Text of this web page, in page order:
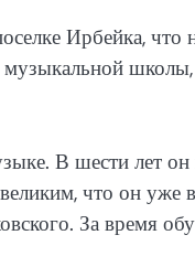
Ирбейка,
В шести лет
что он
За время